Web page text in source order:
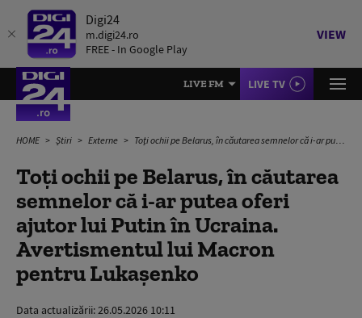
Digi24
m.digi24.ro
FREE - In Google Play
VIEW
LIVE FM LIVE TV
HOME Știri Externe Toți ochii pe Belarus, în căutarea semnelor că i-ar putea oferi ajutor lui Putin în Ucraina. Avertismentul lui Macron pentru Lukașenko
Toți ochii pe Belarus, în căutarea
semnelor că i-ar putea oferi
ajutor lui Putin în Ucraina.
Avertismentul lui Macron
pentru Lukașenko
Data actualizării:26.05.2026 10:11